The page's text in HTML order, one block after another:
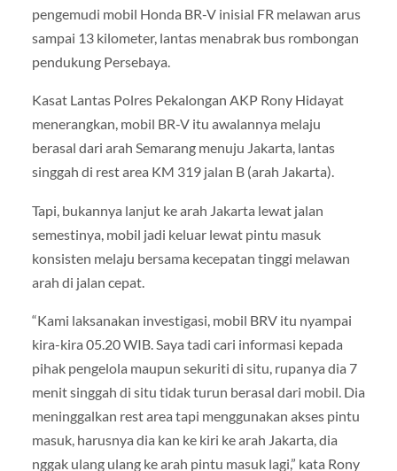
pengemudi mobil Honda BR-V inisial FR melawan arus
sampai 13 kilometer, lantas menabrak bus rombongan
pendukung Persebaya.
Kasat Lantas Polres Pekalongan AKP Rony Hidayat
menerangkan, mobil BR-V itu awalannya melaju
berasal dari arah Semarang menuju Jakarta, lantas
singgah di rest area KM 319 jalan B (arah Jakarta).
Tapi, bukannya lanjut ke arah Jakarta lewat jalan
semestinya, mobil jadi keluar lewat pintu masuk
konsisten melaju bersama kecepatan tinggi melawan
arah di jalan cepat.
“Kami laksanakan investigasi, mobil BRV itu nyampai
kira-kira 05.20 WIB. Saya tadi cari informasi kepada
pihak pengelola maupun sekuriti di situ, rupanya dia 7
menit singgah di situ tidak turun berasal dari mobil. Dia
meninggalkan rest area tapi menggunakan akses pintu
masuk, harusnya dia kan ke kiri ke arah Jakarta, dia
nggak ulang ulang ke arah pintu masuk lagi,” kata Rony